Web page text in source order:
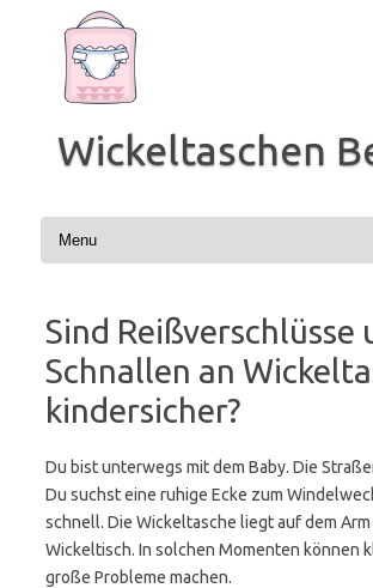
springen
Wickeltaschen
Sind Reißverschlüsse
Schnallen an
kindersicher?
Du bist unterwegs mit dem Baby. Die
Du suchst eine ruhige Ecke zum
schnell. Die Wickeltasche liegt auf dem
Wickeltisch. In solchen Momenten können
große Probleme machen.